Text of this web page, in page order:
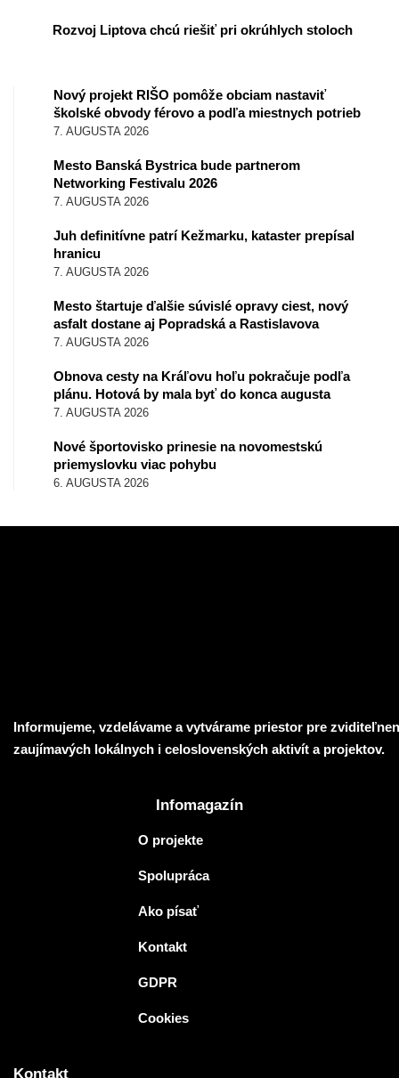
Rozvoj Liptova chcú riešiť pri okrúhlych stoloch
Nový projekt RIŠO pomôže obciam nastaviť
školské obvody férovo a podľa miestnych potrieb
7. AUGUSTA 2026
Mesto Banská Bystrica bude partnerom
Networking Festivalu 2026
7. AUGUSTA 2026
Juh definitívne patrí Kežmarku, kataster prepísal
hranicu
7. AUGUSTA 2026
Mesto štartuje ďalšie súvislé opravy ciest, nový
asfalt dostane aj Popradská a Rastislavova
7. AUGUSTA 2026
Obnova cesty na Kráľovu hoľu pokračuje podľa
plánu. Hotová by mala byť do konca augusta
7. AUGUSTA 2026
Nové športovisko prinesie na novomestskú
priemyslovku viac pohybu
6. AUGUSTA 2026
Informujeme, vzdelávame a vytvárame priestor pre
zaujímavých lokálnych i celoslovenských aktivít a projektov.
Infomagazín
O projekte
Spolupráca
Ako písať
Kontakt
GDPR
Cookies
Kontakt